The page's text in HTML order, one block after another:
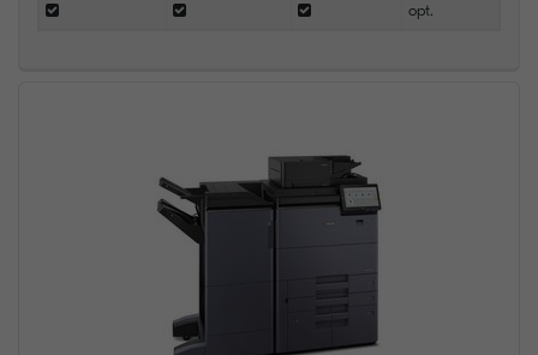
opt.